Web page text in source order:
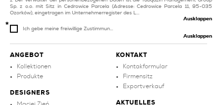
ANGEBOT
Kollektionen
Produkte
DESIGNERS
KONTAKT
Kontakformular
Firmensitz
Exportverkauf
AKTUELLES
Sp. z o.o. mit Sitz in Cedrowice Parcela (Adresse: Cedrowice Parcela 11, 95-035
Ozorków), eingetragen im Unternehmerregister des L...
Ausklappen
Ich gebe meine freiwillige Zustimmun...
Ausklappen